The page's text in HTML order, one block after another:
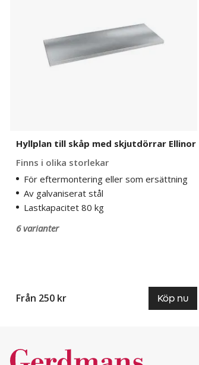
Hyllplan till skåp med skjutdörrar Ellinor
Finns i olika storlekar
För eftermontering eller som ersättning
Av galvaniserat stål
Lastkapacitet 80 kg
6 varianter
Från 250 kr Köp nu